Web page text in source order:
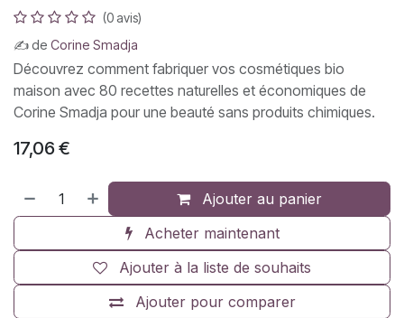
(0 avis)
✍ de Corine Smadja
Découvrez comment fabriquer vos cosmétiques bio
maison avec 80 recettes naturelles et économiques de
Corine Smadja pour une beauté sans produits chimiques.
17,06 €
Ajouter au panier
Acheter maintenant
Ajouter pour comparer
Ajouter à la liste de souhaits